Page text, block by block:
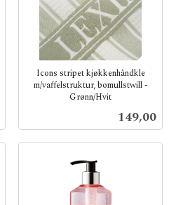
Icons stripet kjøkkenhåndkle
m/vaffelstruktur, bomullstwill -
Grønn/Hvit
Pris
149,00